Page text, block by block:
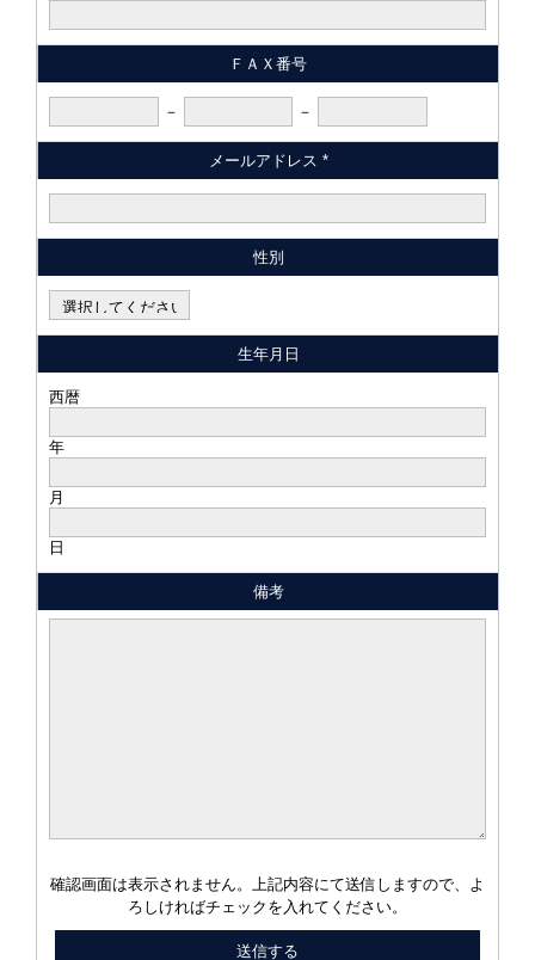
ＦＡＸ番号
－ －
メールアドレス *
性別
生年月日
西暦
年
月
日
備考
確認画面は表示されません。上記内容にて送信しますので、よ
ろしければチェックを入れてください。